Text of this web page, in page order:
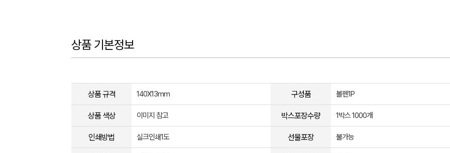
상품 기본정보
상품 규격 140X13mm 구성품 볼펜1P
상품 색상 이미지 참고 박스포장수량 1박스 1000개
인쇄방법 실크인쇄1도 선물포장 불가능